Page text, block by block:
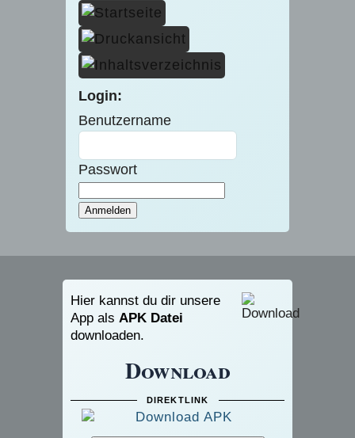
Login:
Benutzername
Passwort
Hier kannst du dir unsere
App als APK Datei
downloaden.
Download
DIREKTLINK